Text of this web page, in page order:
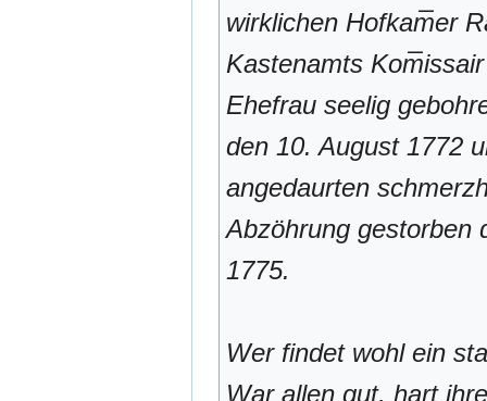
wirklichen Hofkam̅er
Kastenamts
Ehefrau seelig
den 10. August 1772
angedaurten
Abzöhrung gestorben
1775.
Wer findet wohl ein
War allen gut, hart